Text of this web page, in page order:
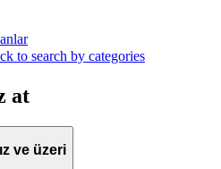
to search by categories
at
ve üzeri